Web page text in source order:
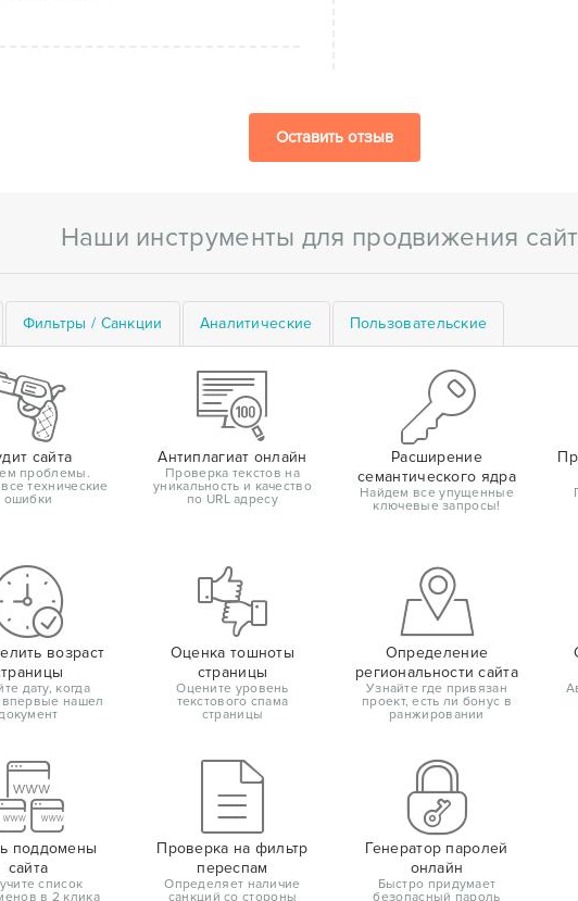
Оставить отзыв
Наши инструменты для продвижения
Фильтры / Санкции Аналитические Пользовательские
сайта
проблемы.
технические
ошибки
Антиплагиат онлайн
Проверка текстов на
уникальность и качество
по URL адресу
Расширение
семантического ядра
Найдем все упущенные
ключевые запросы!
возраст
дату, когда
впервые нашел
Оценка тошноты
страницы
Оцените уровень
текстового спама
страницы
Определение
региональности сайта
Узнайте где привязан
проект, есть ли бонус в
ранжировании
поддомены
сайта
список
в 2 клика
Проверка на фильтр
переспам
Определяет наличие
санкций со стороны
Генератор паролей
онлайн
Быстро придумает
безопасный пароль